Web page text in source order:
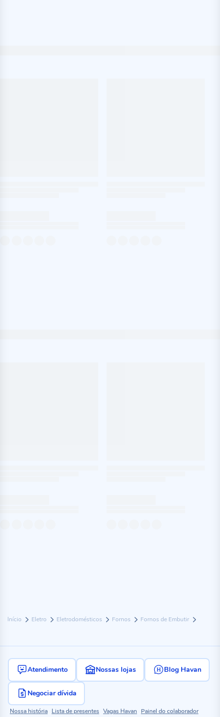
Início Eletro Eletrodomésticos Fornos Fornos de Embutir
Atendimento Nossas lojas Blog Havan
Negociar dívida
Nossa história Lista de presentes Vagas Havan Painel do colaborador